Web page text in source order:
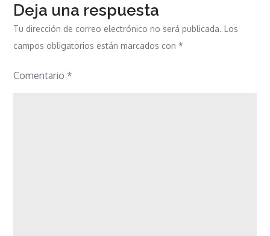
Deja una respuesta
Tu dirección de correo electrónico no será publicada. Los
campos obligatorios están marcados con*
Comentario *